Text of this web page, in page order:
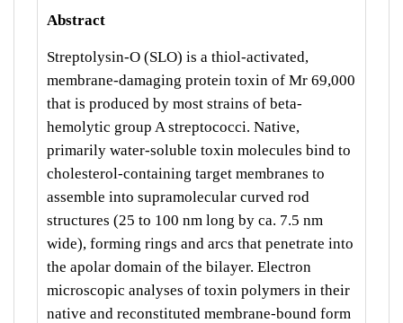
Abstract
Streptolysin-O (SLO) is a thiol-activated,
membrane-damaging protein toxin of Mr 69,000
that is produced by most strains of beta-
hemolytic group A streptococci. Native,
primarily water-soluble toxin molecules bind to
cholesterol-containing target membranes to
assemble into supramolecular curved rod
structures (25 to 100 nm long by ca. 7.5 nm
wide), forming rings and arcs that penetrate into
the apolar domain of the bilayer. Electron
microscopic analyses of toxin polymers in their
native and reconstituted membrane-bound form